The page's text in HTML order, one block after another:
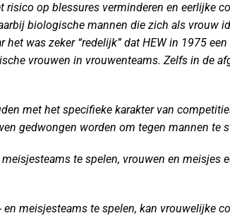
op blessures verminderen en eerlijke
biologische mannen die zich als vrouw
was zeker “redelijk” dat HEW in 1975
vrouwen in vrouwenteams. Zelfs in de
met het specifieke karakter van
gedwongen worden om tegen mannen te
te spelen, vrouwen en meisjes
meisjesteams te spelen, kan vrouwelijke